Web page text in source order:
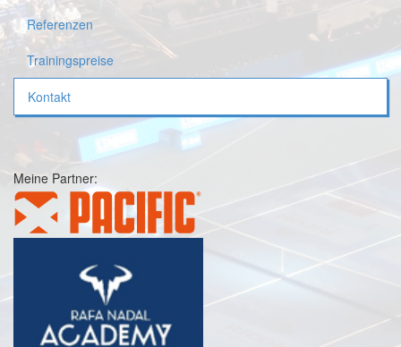
Referenzen
Trainingspreise
Kontakt
Meine Partner: